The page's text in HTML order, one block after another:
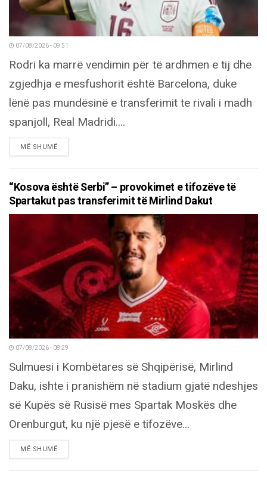
07/08/2026 - 09:51
Rodri ka marrë vendimin për të ardhmen e tij dhe
zgjedhja e mesfushorit është Barcelona, duke
lënë pas mundësinë e transferimit te rivali i madh
spanjoll, Real Madridi....
MË SHUMËDETAILS
“Kosova është Serbi” – provokimet e tifozëve të
Spartakut pas transferimit të Mirlind Dakut
07/08/2026 - 08:29
Sulmuesi i Kombëtares së Shqipërisë, Mirlind
Daku, ishte i pranishëm në stadium gjatë ndeshjes
së Kupës së Rusisë mes Spartak Moskës dhe
Orenburgut, ku një pjesë e tifozëve...
MË SHUMËDETAILS